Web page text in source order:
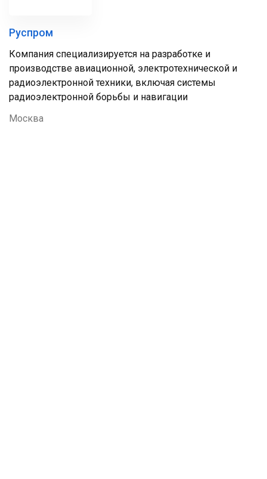
Руспром
Компания специализируется на разработке и
производстве авиационной, электротехнической и
радиоэлектронной техники, включая системы
радиоэлектронной борьбы и навигации
Москва